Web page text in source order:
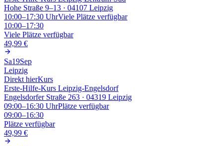
Hohe Straße 9–13 · 04107 Leipzig
10:00–17:30 UhrViele Plätze verfügbar
10:00–17:30
Viele Plätze verfügbar
49,99 €
Sa19Sep
Leipzig
Direkt hierKurs
Erste-Hilfe-Kurs Leipzig-Engelsdorf
Engelsdorfer Straße 263 · 04319 Leipzig
09:00–16:30 UhrPlätze verfügbar
09:00–16:30
Plätze verfügbar
49,99 €